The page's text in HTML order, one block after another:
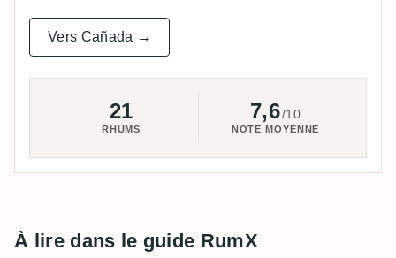
Vers Cañada →
21
RHUMS
7,6/10
NOTE MOYENNE
À lire dans le guide RumX